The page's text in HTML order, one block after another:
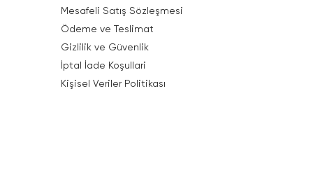
Mesafeli Satış Sözleşmesi
Ödeme ve Teslimat
Gizlilik ve Güvenlik
İptal İade Koşullari
Kişisel Veriler Politikası